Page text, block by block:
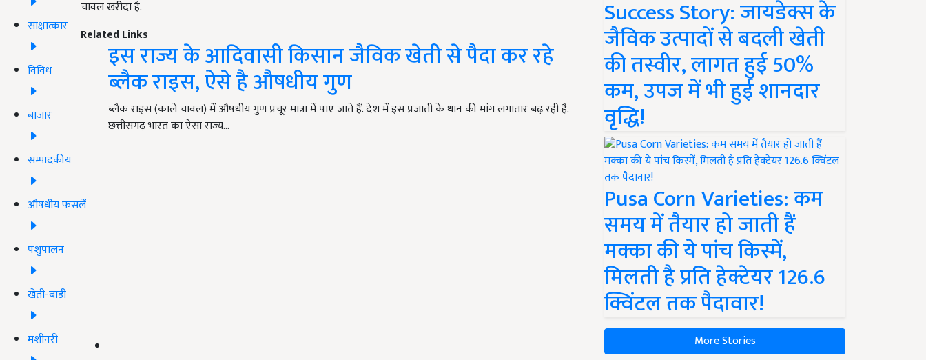
साक्षात्कार
विविध
बाजार
सम्पादकीय
औषधीय फसलें
पशुपालन
खेती-बाड़ी
मशीनरी
चावल खरीदा है.
Related Links
इस राज्य के आदिवासी किसान जैविक खेती से पैदा कर रहे
ब्लैक राइस, ऐसे है औषधीय गुण
ब्लैक राइस (काले चावल) में औषधीय गुण प्रचूर मात्रा में पाए जाते हैं. देश में इस प्रजाती के धान की मांग लगातार बढ़ रही है.
छत्तीसगढ़ भारत का ऐसा राज्य…
Success Story: जायडेक्स के
जैविक उत्पादों से बदली खेती
की तस्वीर, लागत हुई 50%
कम, उपज में भी हुई शानदार
वृद्धि!
Pusa Corn Varieties: कम
समय में तैयार हो जाती हैं
मक्का की ये पांच किस्में,
मिलती है प्रति हेक्टेयर 126.6
क्विंटल तक पैदावार!
More Stories